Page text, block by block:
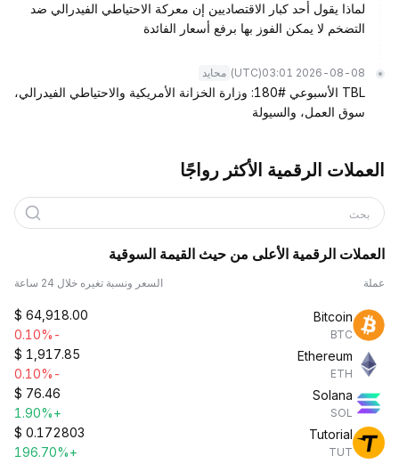
لماذا يقول أحد كبار الاقتصاديين إن معركة الاحتياطي الفيدرالي ضد
التضخم لا يمكن الفوز بها برفع أسعار الفائدة
2026-08-08 03:01
(UTC) محايد
TBL الأسبوعي #180: وزارة الخزانة الأمريكية والاحتياطي الفيدرالي،
سوق العمل، والسيولة
العملات الرقمية الأكثر رواجًا
بحث
العملات الرقمية الأعلى من حيث القيمة السوقية
عملة السعر ونسبة تغيره خلال 24 ساعة
Bitcoin
BTC
$ 64,918.00
-0.10%
Ethereum
ETH
$ 1,917.85
-0.10%
Solana
SOL
$ 76.46
+1.90%
Tutorial
TUT
$ 0.172803
+196.70%